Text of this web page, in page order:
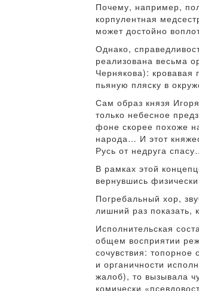
Почему, например,
корпулентная
может достойно
Однако,
реализована весьма
Чернякова): кровавая
пьяную пляску в
Сам образ князя
только небесное
фоне скорее похоже
народа… И этот
Русь от недруга
В рамках этой
вернувшись
Погребальный хор,
лишний раз показать,
Исполнительская
общем восприятии
сочувствия:
и органичности
жалоб), то вызывала
комически